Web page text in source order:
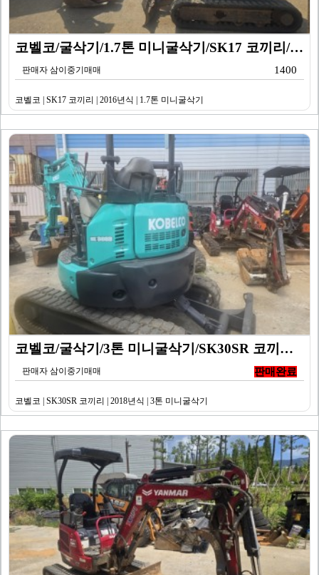
코벨코/굴삭기/1.7톤 미니굴삭기/SK17 코끼리/20…
판매자 삼이중기매매 1400
코벨코 | SK17 코끼리 | 2016년식 | 1.7톤 미니굴삭기
코벨코/굴삭기/3톤 미니굴삭기/SK30SR 코끼리/20…
판매자 삼이중기매매 판매완료
코벨코 | SK30SR 코끼리 | 2018년식 | 3톤 미니굴삭기